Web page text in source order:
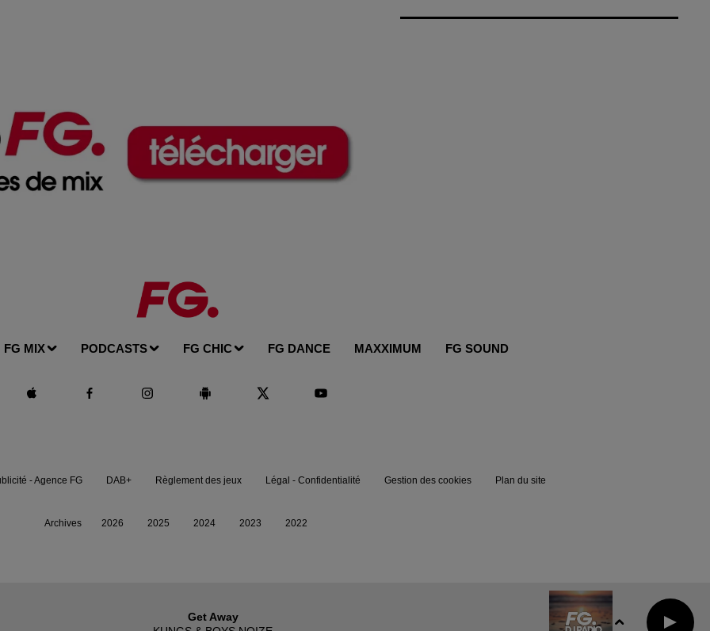
FG MIX PODCASTS FG CHIC FG DANCE MAXXIMUM FG SOUND
Get Away
- Agence FG DAB+ Règlement des jeux Légal - Confidentialité Gestion des cookies Plan du site
Archives 2026 2025 2024 2023 2022